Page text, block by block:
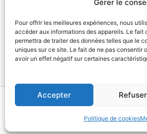
Gérer le
Pour offrir les meilleures expériences, nous
accéder aux informations des appareils. Le
permettra de traiter des données telles que le
uniques sur ce site. Le fait de ne pas consentir
avoir un effet négatif sur certaines
Accepter Refuser
Politique de cookies